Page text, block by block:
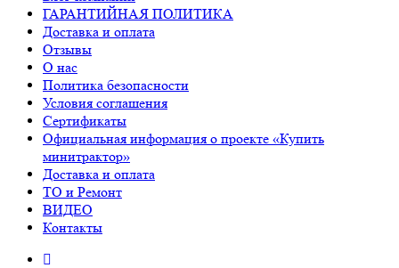
ГАРАНТИЙНАЯ ПОЛИТИКА
Доставка и оплата
Отзывы
О нас
Политика безопасности
Условия соглашения
Сертификаты
Официальная информация о проекте «Купить
минитрактор»
Доставка и оплата
ТО и Ремонт
ВИДЕО
Контакты